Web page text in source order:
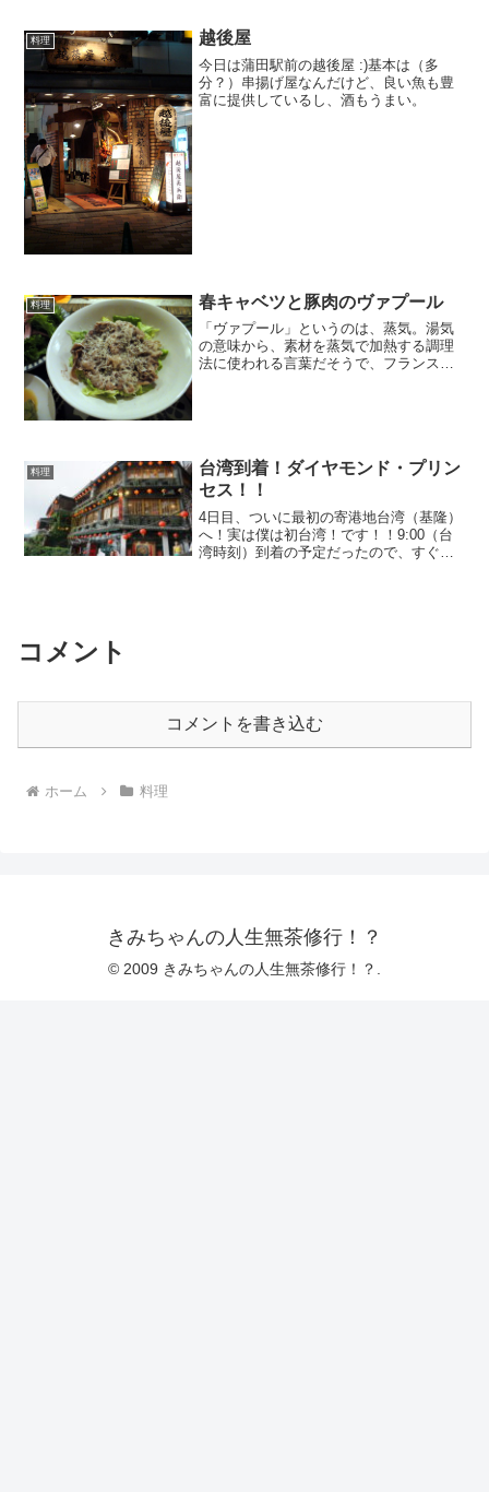
料理 越後屋
今日は蒲田駅前の越後屋 :)基本は（多
分？）串揚げ屋なんだけど、良い魚も豊
富に提供しているし、酒もうまい。
料理 春キャベツと豚肉のヴァプール
「ヴァプール」というのは、蒸気。湯気
の意味から、素材を蒸気で加熱する調理
法に使われる言葉だそうで、フランス語
料理
台湾到着！ダイヤモンド・プリン
セス！！
4日目、ついに最初の寄港地台湾（基隆）
へ！実は僕は初台湾！です！！9:00（台
湾時刻）到着の予定だったので、すぐに
コメント
コメントを書き込む
ホーム 料理
きみちゃんの人生無茶修行！？
© 2009 きみちゃんの人生無茶修行！？.